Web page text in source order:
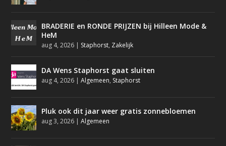
BRADERIE en RONDE PRIJZEN bij Hilleen Mode &
HeM
aug 4, 2026 | Staphorst, Zakelijk
DA Wens Staphorst gaat sluiten
aug 4, 2026 |Algemeen, Staphorst
Pluk ook dit jaar weer gratis zonnebloemen
aug 3, 2026 |Algemeen